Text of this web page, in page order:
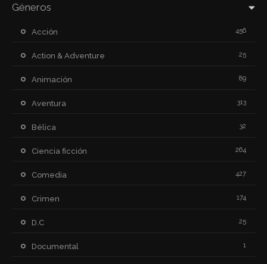
Géneros
Acción 456
Action & Adventure 25
Animación 89
Aventura 313
Bélica 32
Ciencia ficción 264
Comedia 427
Crimen 174
D.C 25
Documental 1